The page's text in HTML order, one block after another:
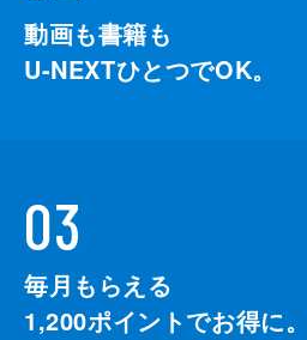
動画も書籍も
U-NEXTひとつでOK。
03
毎月もらえる
1,200ポイントでお得に。